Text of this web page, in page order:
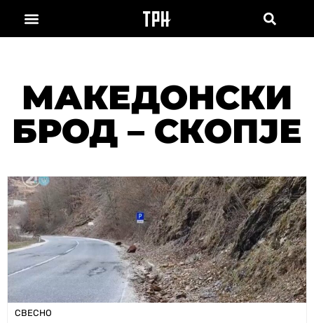
МАКЕДОНСКИ
БРОД – СКОПЈЕ
СВЕСНО